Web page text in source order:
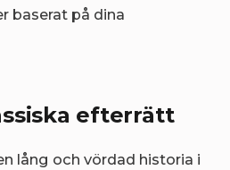
baserat på dina
efterrätt
lång och vördad historia i